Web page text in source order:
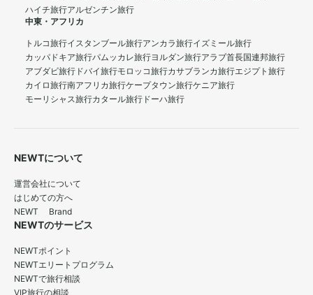
ハイチ旅行アルゼンチン旅行
中東・アフリカ
トルコ旅行イスタンブール旅行アンカラ旅行イズミール旅行
カッパドキア旅行パムッカレ旅行ヨルダン旅行アラブ首長国連邦旅行
アブダビ旅行 ドバイ旅行モロッコ旅行カサブランカ旅行エジプト旅行
カイロ旅行南アフリカ旅行ケープタウン旅行ケニア旅行
モーリシャス旅行カタール旅行 ドーハ旅行
NEWTについて
運営会社について
はじめての方へ
NEWT Brand
NEWTのサービス
NEWTポイント
NEWTエリートプログラム
NEWTで旅行相談
VIP旅行の相談